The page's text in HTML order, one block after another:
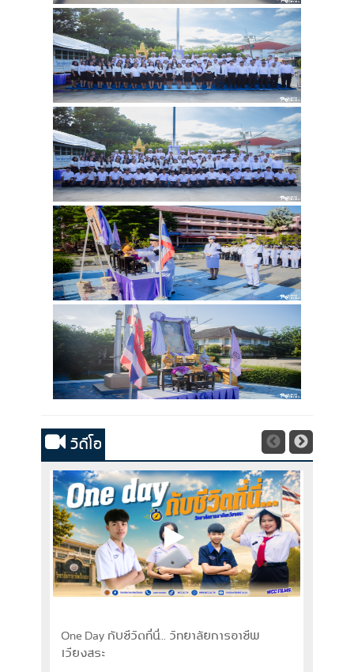
วิดีโอ
One Day กับชีวิตที่นี่... วิทยาลัยการอาชีพ
เวียงสระ